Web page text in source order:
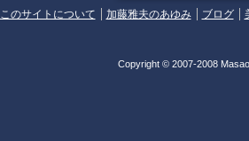
このサイトについて 加藤雅夫のあゆみ ブログ
Copyright © 2007-2008